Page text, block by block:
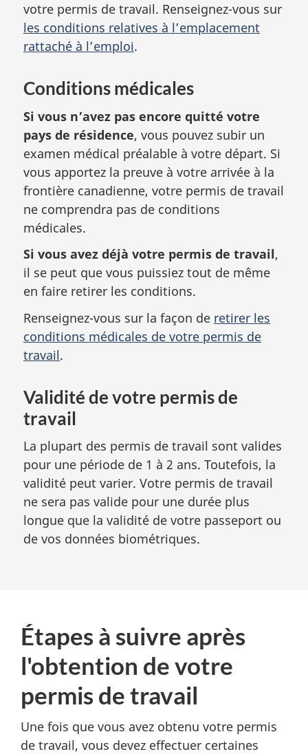
votre permis de travail. Renseignez-vous sur
les conditions relatives à l’emplacement
rattaché à l’emploi.
Conditions médicales
Si vous n’avez pas encore quitté votre
pays de résidence, vous pouvez subir un
examen médical préalable à votre départ. Si
vous apportez la preuve à votre arrivée à la
frontière canadienne, votre permis de travail
ne comprendra pas de conditions
médicales.
Si vous avez déjà votre permis de travail,
il se peut que vous puissiez tout de même
en faire retirer les conditions.
Renseignez-vous sur la façon de retirer les
conditions médicales de votre permis de
travail.
Validité de votre permis de
travail
La plupart des permis de travail sont valides
pour une période de 1 à 2 ans. Toutefois, la
validité peut varier. Votre permis de travail
ne sera pas valide pour une durée plus
longue que la validité de votre passeport ou
de vos données biométriques.
Étapes à suivre après
l'obtention de votre
permis de travail
Une fois que vous avez obtenu votre permis
de travail, vous devez effectuer certaines